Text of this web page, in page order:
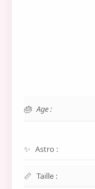
Age :
Astro :
Taille :